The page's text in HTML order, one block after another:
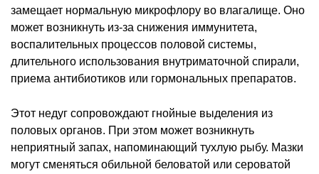
замещает нормальную микрофлору во влагалище. Оно
может возникнуть из-за снижения иммунитета,
воспалительных процессов половой системы,
длительного использования внутриматочной спирали,
приема антибиотиков или гормональных препаратов.
Этот недуг сопровождают гнойные выделения из
половых органов. При этом может возникнуть
неприятный запах, напоминающий тухлую рыбу. Мазки
могут сменяться обильной беловатой или сероватой